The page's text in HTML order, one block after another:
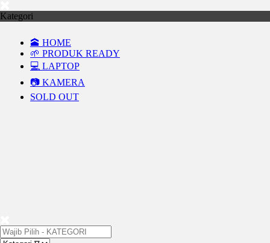
Kategori
🕋 HOME
🌱 PRODUK READY
💻 LAPTOP
📷 KAMERA
SOLD OUT